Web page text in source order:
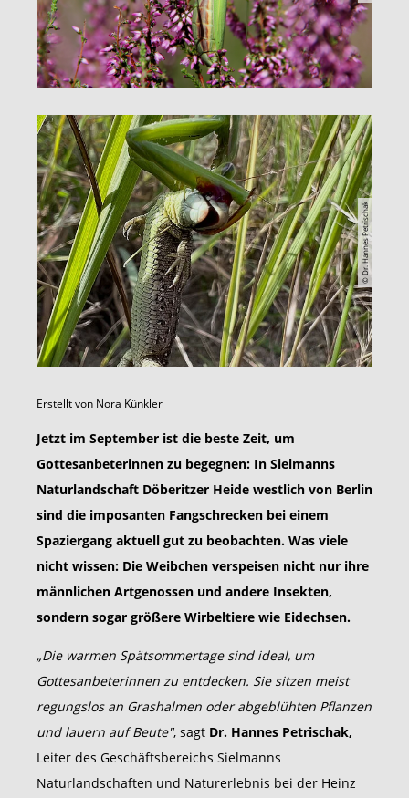
© Dr. Hannes Petrischak
Erstellt von Nora Künkler
Jetzt im September ist die beste Zeit, um
Gottesanbeterinnen zu begegnen: In Sielmanns
Naturlandschaft Döberitzer Heide westlich von Berlin
sind die imposanten Fangschrecken bei einem
Spaziergang aktuell gut zu beobachten. Was viele
nicht wissen: Die Weibchen verspeisen nicht nur ihre
männlichen Artgenossen und andere Insekten,
sondern sogar größere Wirbeltiere wie Eidechsen.
„Die warmen Spätsommertage sind ideal, um
Gottesanbeterinnen zu entdecken. Sie sitzen meist
regungslos an Grashalmen oder abgeblühten Pflanzen
und lauern auf Beute", sagt Dr. Hannes Petrischak,
Leiter des Geschäftsbereichs Sielmanns
Naturlandschaften und Naturerlebnis bei der Heinz